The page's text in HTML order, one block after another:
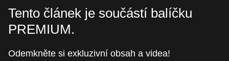
Tento článek je součástí balíčku
PREMIUM.
Odemkněte si exkluzivní obsah a videa!